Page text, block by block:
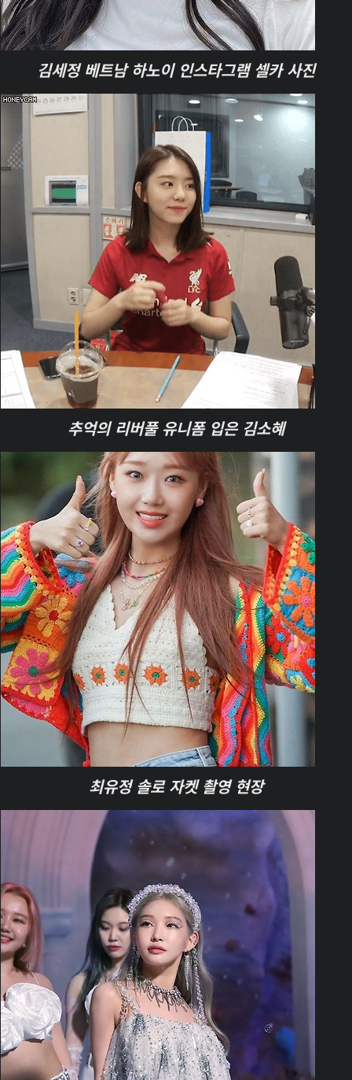
김세정 베트남 하노이 인스타그램 셀카 사진
추억의 리버풀 유니폼 입은 김소혜
최유정 솔로 자켓 촬영 현장